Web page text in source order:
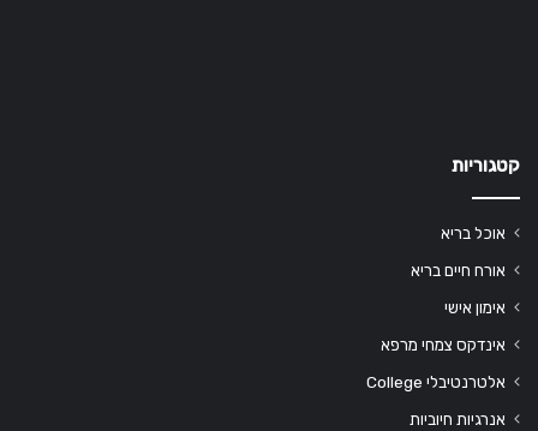
קטגוריות
אוכל בריא
אורח חיים בריא
אימון אישי
אינדקס צמחי מרפא
אלטרנטיבלי College
אנרגיות חיוביות